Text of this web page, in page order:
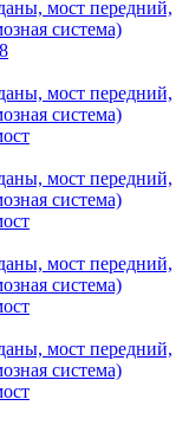
мост передний,
система)
мост передний,
система)
мост передний,
система)
мост передний,
система)
мост передний,
система)